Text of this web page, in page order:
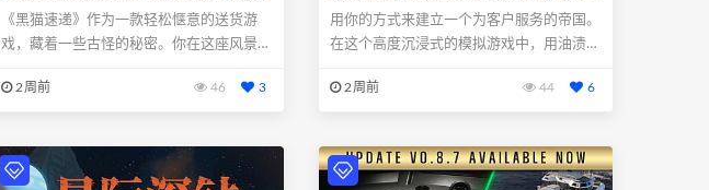
色中文版|支持键盘.鼠标.手柄
《黑猫速递》作为一款轻松惬意的送货游
戏，藏着一些古怪的秘密。你在这座风景如
2周前 46 3
B|免安装绿色中文版|支持键盘.鼠标.手柄
用你的方式来建立一个为客户服务的帝国。
在这个高度沉浸式的模拟游戏中，用油渍渍
2周前 44 6